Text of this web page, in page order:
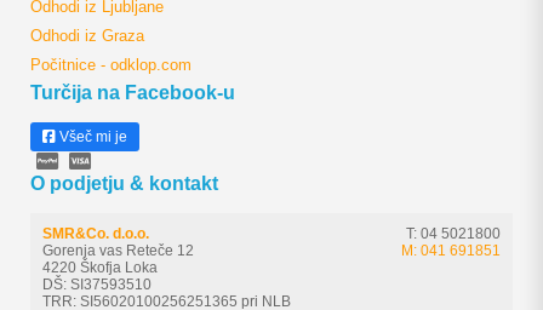
Odhodi iz Ljubljane
Odhodi iz Graza
Počitnice - odklop.com
Turčija na Facebook-u
Všeč mi je
O podjetju & kontakt
SMR&Co. d.o.o.
Gorenja vas Reteče 12
4220 Škofja Loka
DŠ: SI37593510
TRR: SI56020100256251365 pri NLB
T: 04 5021800
M: 041 691851